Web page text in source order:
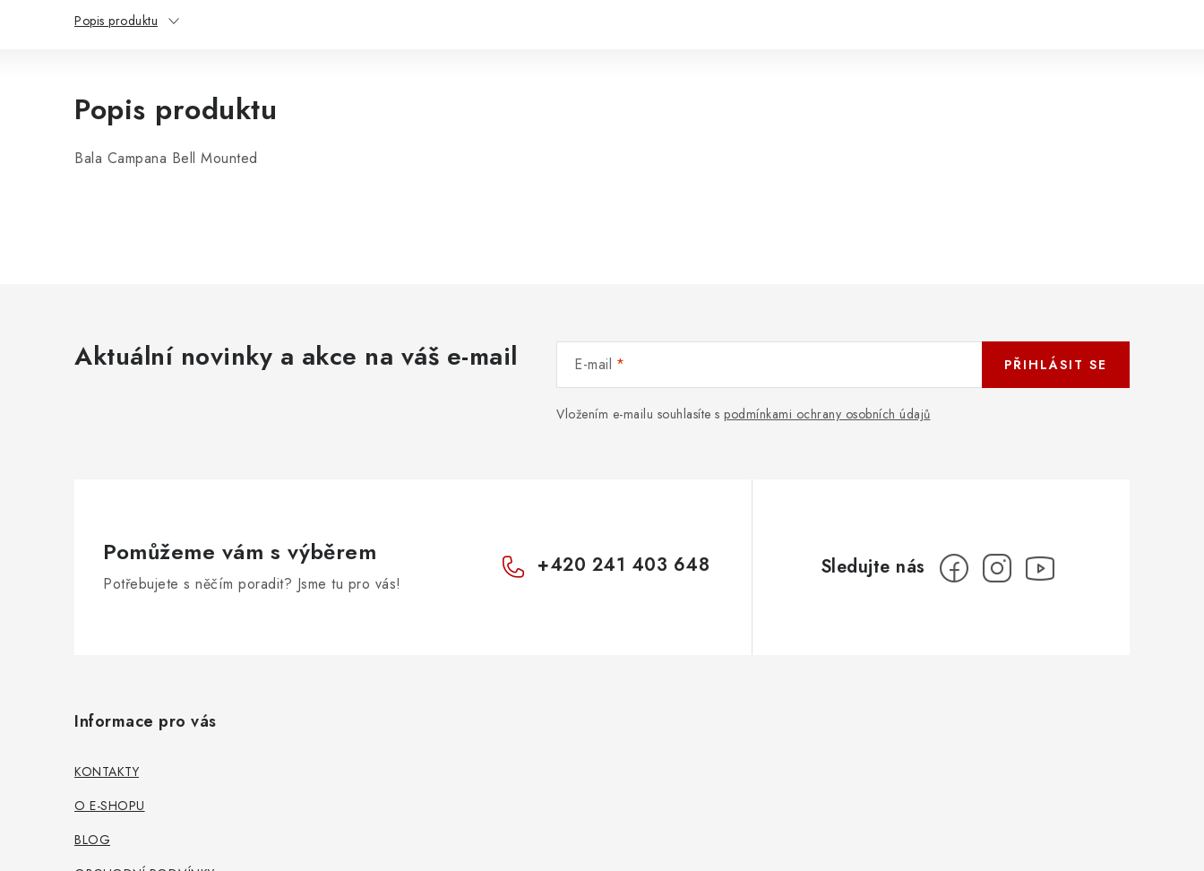
Popis produktu
Popis produktu
Bala Campana Bell Mounted
Aktuální novinky a akce na váš e-mail E-mail
Vložením e-mailu souhlasíte s podmínkami ochrany osobních údajů
PŘIHLÁSIT SE
Pomůžeme vám s výběrem
Potřebujete s něčím poradit? Jsme tu pro vás!
+420 241 403 648
Informace pro vás
KONTAKTY
O E-SHOPU
BLOG